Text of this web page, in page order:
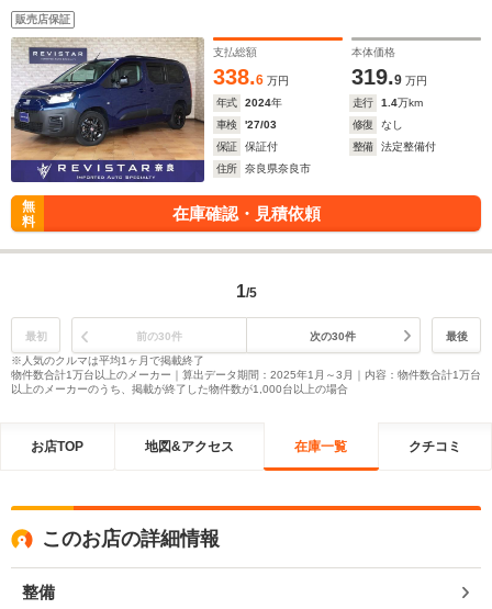
ト・デイライト・アダクティブクルーズコントロールブライド
スポット・インテリジェントハイビーム・バックカメラ・コー
ナーセンサー
販売店保証
支払総額
338.6 万円
本体価格
319.9 万円
年式
2024年 走行 1.4万km
車検
'27/03 修復
なし
保証
保証付 整備
法定整備付
住所
奈良県奈良市
無
料
在庫確認・見積依頼
1/5
最初 前の30件 次の30件
最後
※人気のクルマは平均1ヶ月で掲載終了
物件数合計1万台以上のメーカー｜算出データ期間：2025年1月～3月｜内容：物件数合計1万台
以上のメーカーのうち、掲載が終了した物件数が1,000台以上の場合
お店TOP 地図&アクセス 在庫一覧 クチコミ
このお店の詳細情報
整備